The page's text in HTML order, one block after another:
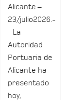
Alicante –
23/julio2026.-
La
Autoridad
Portuaria de
Alicante ha
presentado
hoy,